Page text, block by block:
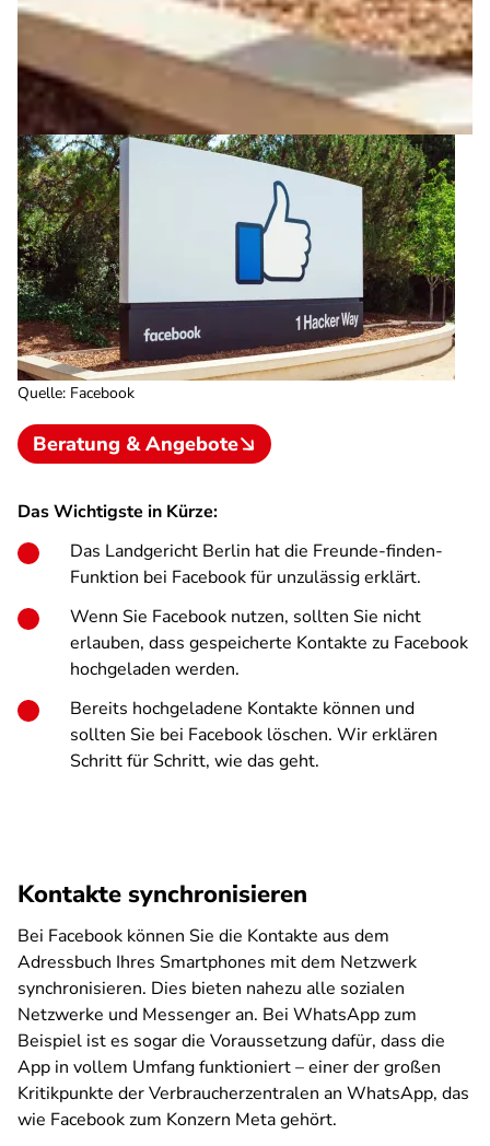
Quelle: Facebook
Beratung & Angebote
Das Wichtigste in Kürze:
Das Landgericht Berlin hat die Freunde-finden-
Funktion bei Facebook für unzulässig erklärt.
Wenn Sie Facebook nutzen, sollten Sie nicht
erlauben, dass gespeicherte Kontakte zu Facebook
hochgeladen werden.
Bereits hochgeladene Kontakte können und
sollten Sie bei Facebook löschen. Wir erklären
Schritt für Schritt, wie das geht.
Kontakte synchronisieren
Bei Facebook können Sie die Kontakte aus dem
Adressbuch Ihres Smartphones mit dem Netzwerk
synchronisieren. Dies bieten nahezu alle sozialen
Netzwerke und Messenger an. Bei WhatsApp zum
Beispiel ist es sogar die Voraussetzung dafür, dass die
App in vollem Umfang funktioniert – einer der großen
Kritikpunkte der Verbraucherzentralen an WhatsApp, das
wie Facebook zum Konzern Meta gehört.